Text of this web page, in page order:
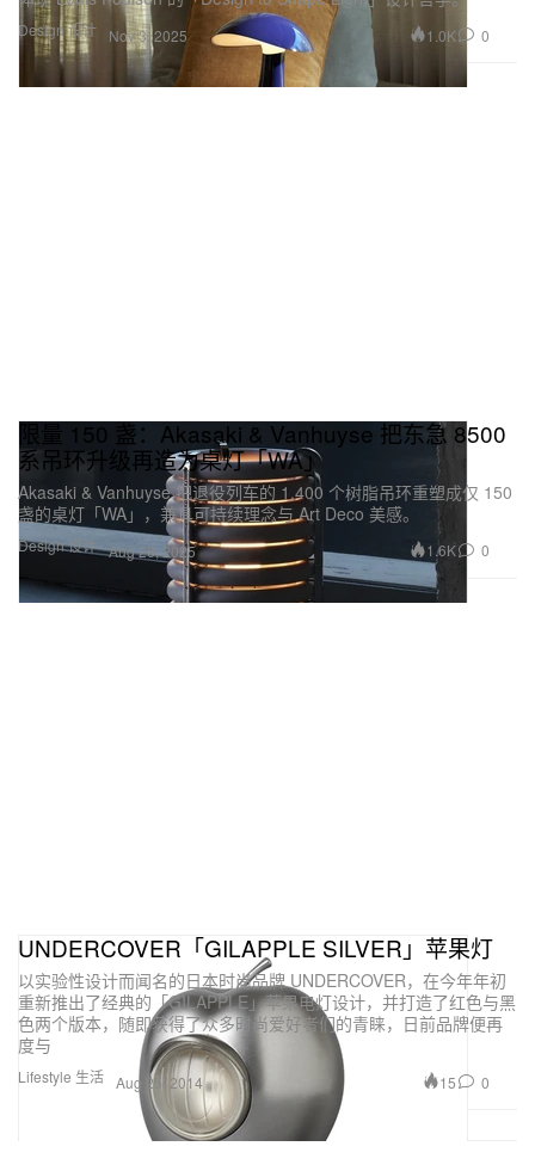
Design 设计 Nov 3, 2025 1.0K 0
Design 设计
限量 150 盏：Akasaki & Vanhuyse 把东急 8500
系吊环升级再造为桌灯「WA」
Akasaki & Vanhuyse 把退役列车的 1,400 个树脂吊环重塑成仅 150
盏的桌灯「WA」，兼具可持续理念与 Art Deco 美感。
Aug 26, 2025 1.6K 0
Lifestyle 生活
UNDERCOVER「GILAPPLE SILVER」苹果灯
以实验性设计而闻名的日本时尚品牌 UNDERCOVER，在今年年初
重新推出了经典的「GILAPPLE」苹果电灯设计，并打造了红色与黑
色两个版本，随即获得了众多时尚爱好者们的青睐，日前品牌便再
度与
Aug 25, 2014 15 0